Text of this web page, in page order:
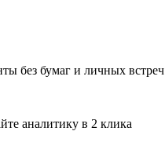
без бумаг и личных встреч
аналитику в 2 клика